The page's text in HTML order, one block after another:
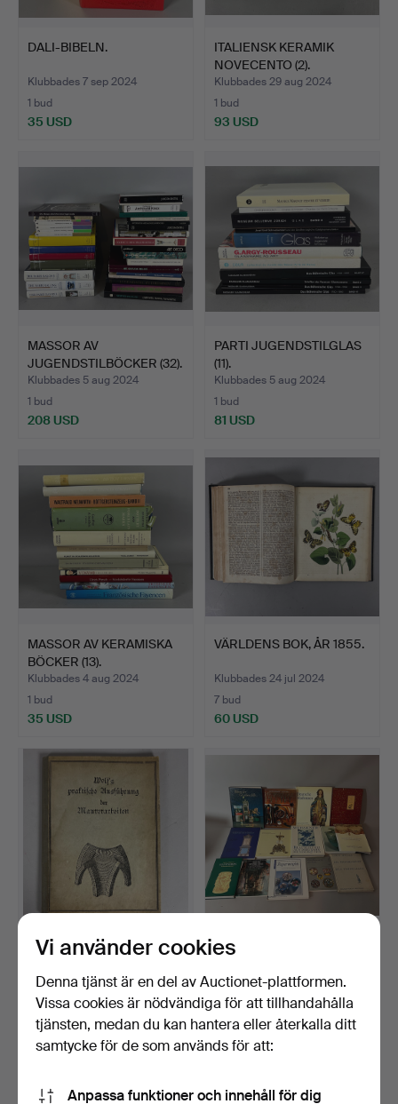
DALI-BIBELN.
Klubbades 7 sep 2024
1 bud
35 USD
ITALIENSK KERAMIK
NOVECENTO (2).
Klubbades 29 aug 2024
1 bud
93 USD
MASSOR AV
JUGENDSTILBÖCKER (32).
Klubbades 5 aug 2024
1 bud
208 USD
PARTI JUGENDSTILGLAS
(11).
Klubbades 5 aug 2024
1 bud
81 USD
MASSOR AV KERAMISKA
BÖCKER (13).
Klubbades 4 aug 2024
1 bud
35 USD
VÄRLDENS BOK, ÅR 1855.
Klubbades 24 jul 2024
7 bud
60 USD
VARGENS PRAKTISKA
GENOMFÖRANDE AV
MURVERK.
Klubbades 22 jul 2024
10 bud
90 USD
MÖBLER -
ANTIKVITETSBÖCKER (21).
Klubbades 29 feb 2024
1 bud
47 USD
Vi använder cookies
Denna tjänst är en del av Auctionet-plattformen.
Vissa cookies är nödvändiga för att tillhandahålla
tjänsten, medan du kan hantera eller återkalla ditt
samtycke för de som används för att:
Anpassa funktioner och innehåll för dig